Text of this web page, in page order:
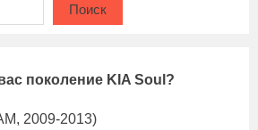
Поиск
поколение KIA Soul?
2009-2013)